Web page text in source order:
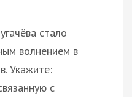
стало
волнением в
Укажите:
с